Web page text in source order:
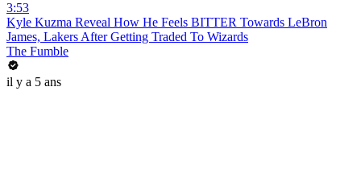
3:53
Kyle Kuzma Reveal How He Feels BITTER Towards LeBron
James, Lakers After Getting Traded To Wizards
The Fumble
il y a 5 ans